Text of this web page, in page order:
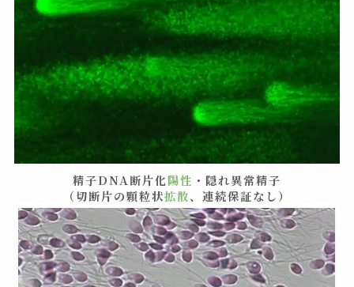
精子DNA断片化陽性 ・隠れ異常精子
（切断片の顆粒状拡散、連続保証なし）